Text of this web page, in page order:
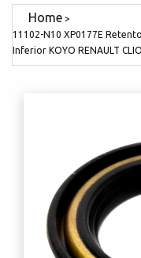
11102-N10 XP0177E
Inferior KOYO RENAULT CLIO